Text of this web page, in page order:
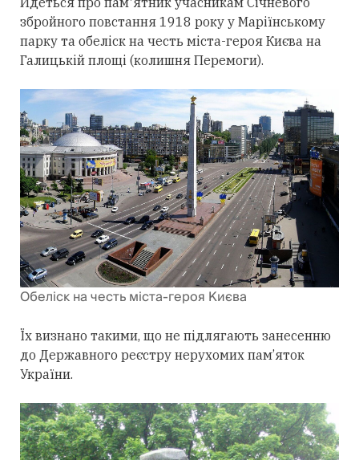
збройного повстання 1918 року у Маріїнському
парку та обеліск на честь міста-героя Києва на
Галицькій площі (колишня Перемоги).
Обеліск на честь міста-героя Києва
Їх визнано такими, що не підлягають занесенню
до Державного реєстру нерухомих пам’яток
України.